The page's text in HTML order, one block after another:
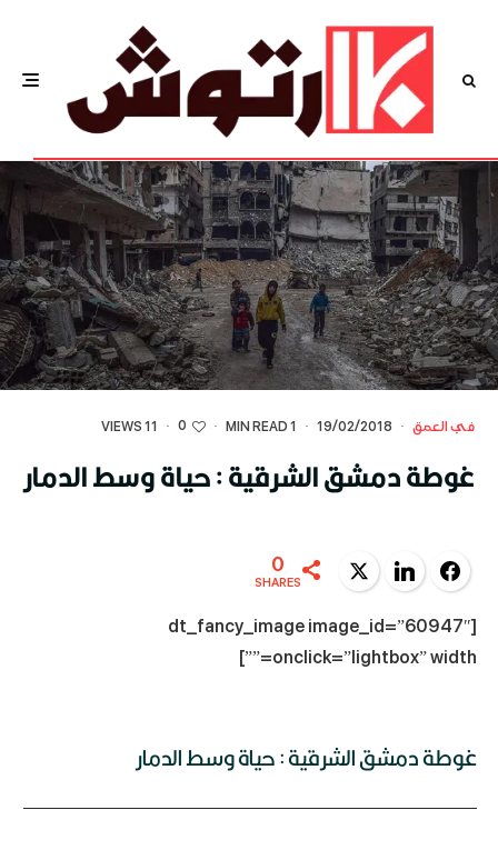
في العمق ·
19/02/2018
·
1 MIN READ
·
0
·
11 VIEWS
غوطة دمشق الشرقية : حياة وسط الدمار
Facebook
LinkedIn
Twitter
0
SHARES
[dt_fancy_image image_id=”60947″
onclick=”lightbox” width=””]
غوطة دمشق الشرقية : حياة وسط الدمار